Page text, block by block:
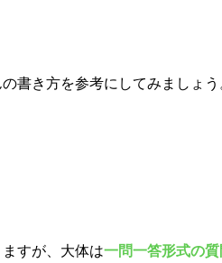
書き方を参考にしてみましょう
すが、大体は一問一答形式の